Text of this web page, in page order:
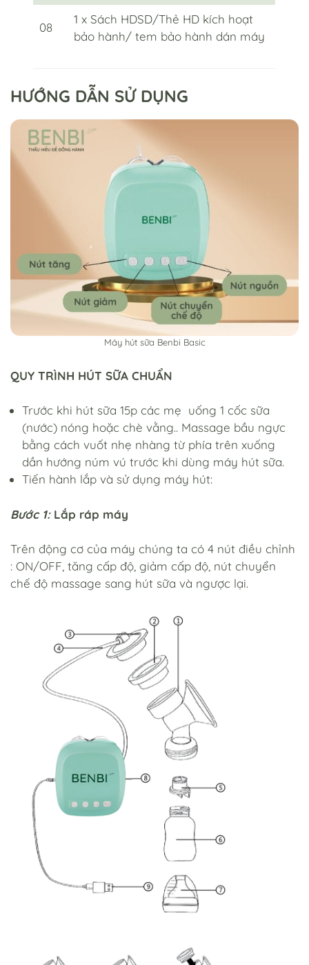
08
1 x Sách HDSD/Thẻ HD kích hoạt
bảo hành/ tem bảo hành dán máy
HƯỚNG DẪN SỬ DỤNG
Máy hút sữa Benbi Basic
QUY TRÌNH HÚT SỮA CHUẨN
Trước khi hút sữa 15p các mẹ uống 1 cốc sữa
(nước) nóng hoặc chè vằng.. Massage bầu ngực
bằng cách vuốt nhẹ nhàng từ phía trên xuống
dần hướng núm vú trước khi dùng máy hút sữa.
Tiến hành lắp và sử dụng máy hút:
Bước 1:Lắp ráp máy
Trên động cơ của máy chúng ta có 4 nút điều chỉnh
: ON/OFF, tăng cấp độ, giảm cấp độ, nút chuyển
chế độ massage sang hút sữa và ngược lại.